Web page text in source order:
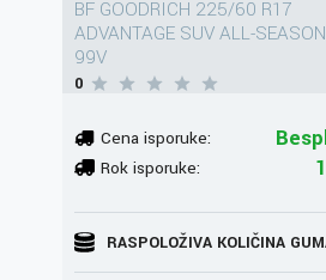
BF GOODRICH 225/60 R17
ADVANTAGE SUV ALL-SEASON
99V
0
Cena isporuke:
Rok isporuke:
RASPOLOŽIVA KOLIČINA